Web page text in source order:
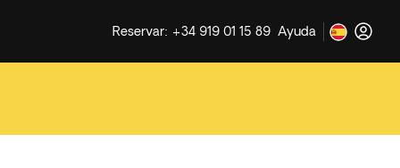
Reservar: +34 919 01 15 89 Ayuda